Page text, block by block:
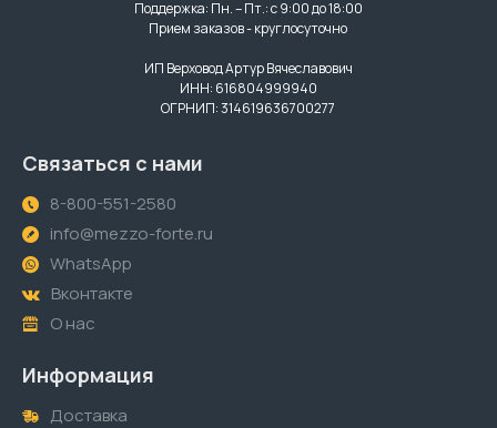
Поддержка: Пн. – Пт.: с 9:00 до 18:00
Прием заказов - круглосуточно
ИП Верховод Артур Вячеславович
ИНН: 616804999940
ОГРНИП: 314619636700277
Связаться с нами
8-800-551-2580
info@mezzo-forte.ru
WhatsApp
Вконтакте
О нас
Информация
Доставка